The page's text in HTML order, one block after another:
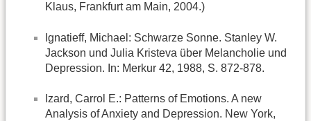
Klaus, Frankfurt am Main, 2004.)
Ignatieff, Michael: Schwarze Sonne. Stanley W.
Jackson und Julia Kristeva über Melancholie und
Depression. In: Merkur 42, 1988, S. 872-878.
Izard, Carrol E.: Patterns of Emotions. A new
Analysis of Anxiety and Depression. New York,